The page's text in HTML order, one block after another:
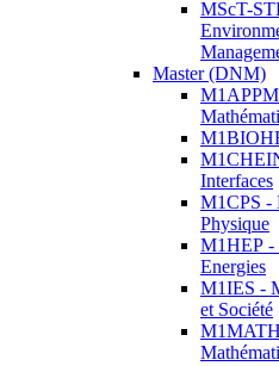
MScT-
Master (DNM)
Interfaces
M1CPS -
Physique
M1HEP -
Energies
M1IES -
et Société